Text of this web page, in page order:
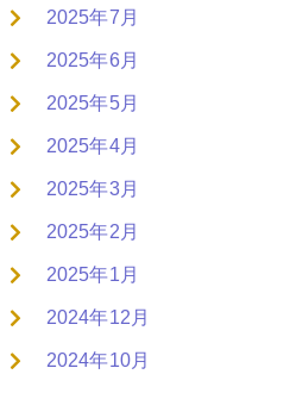
2025年7月
2025年6月
2025年5月
2025年4月
2025年3月
2025年2月
2025年1月
2024年12月
2024年10月